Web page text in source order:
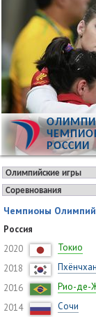
РОССИИ
Чемпионы
Россия
2020
Токио
2018
Пхёнчхан
2016
Рио-де-
2014
Сочи